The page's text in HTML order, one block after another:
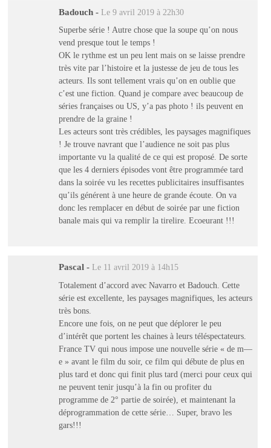
Badouch - Le 9 avril 2019 à 22h30
Superbe série ! Autre chose que la soupe qu’on nous
vend presque tout le temps !
OK le rythme est un peu lent mais on se laisse prendre
très vite par l’histoire et la justesse de jeu de tous les
acteurs. Ils sont tellement vrais qu’on en oublie que
c’est une fiction. Quand je compare avec beaucoup de
séries françaises ou US, y’a pas photo ! ils peuvent en
prendre de la graine !
Les acteurs sont très crédibles, les paysages magnifiques
! Je trouve navrant que l’audience ne soit pas plus
importante vu la qualité de ce qui est proposé. De sorte
que les 4 derniers épisodes vont être programmée tard
dans la soirée vu les recettes publicitaires insuffisantes
qu’ils générent à une heure de grande écoute. On va
donc les remplacer en début de soirée par une fiction
banale mais qui va remplir la tirelire. Ecoeurant !!!
Pascal - Le 11 avril 2019 à 14h15
Totalement d’accord avec Navarro et Badouch. Cette
série est excellente, les paysages magnifiques, les acteurs
très bons.
Encore une fois, on ne peut que déplorer le peu
d’intérêt que portent les chaines à leurs téléspectateurs.
France TV qui nous impose une nouvelle série « de m—
e » avant le film du soir, ce film qui débute de plus en
plus tard et donc qui finit plus tard (merci pour ceux qui
ne peuvent tenir jusqu’à la fin ou profiter du
programme de 2° partie de soirée), et maintenant la
déprogrammation de cette série… Super, bravo les
gars!!!